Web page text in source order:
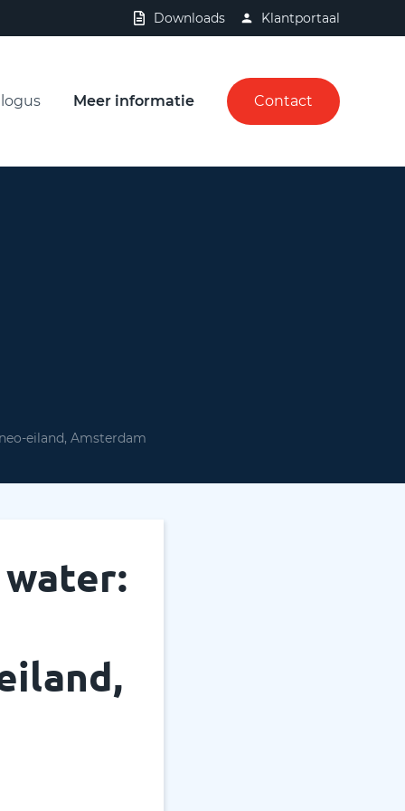
Downloads Klantportaal
Meer informatie Contact
eiland, Amsterdam